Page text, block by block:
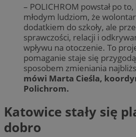
– POLICHROM powstał po
młodym ludziom, że
dodatkiem do szkoły, ale
sprawczości, relacji i
wpływu na otoczenie. To
pomaganie staje się
sposobem zmieniania
mówi Marta Cieśla,
Polichrom.
Katowice stały się
dobro